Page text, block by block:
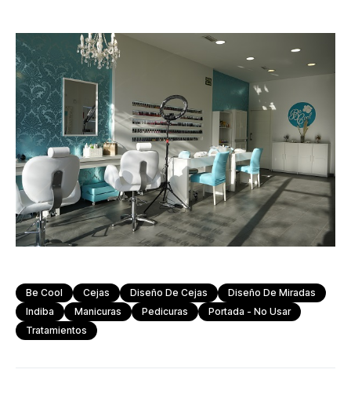
Be Cool Cejas Diseño De Cejas
Diseño De Miradas
Indiba
Manicuras Pedicuras
Portada - No Usar
Tratamientos